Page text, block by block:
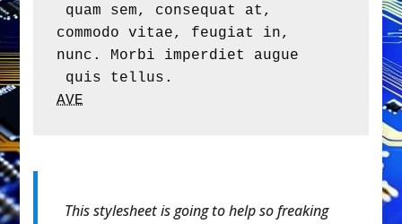
commodo vitae, feugiat in,
nunc. Morbi imperdiet augue
AVE
This stylesheet is going to help so freaking